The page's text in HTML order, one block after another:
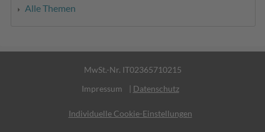
Alle Themen
MwSt.-Nr. IT02365710215
Impressum
| Datenschutz
Individuelle Cookie-Einstellungen